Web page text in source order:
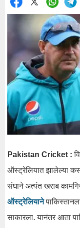
Pakistan Cricket :
ऑस्ट्रेलियात झालेल्या
संघाने अत्यंत खराब
ऑस्ट्रेलियाने
साकारला. यानंतर आता